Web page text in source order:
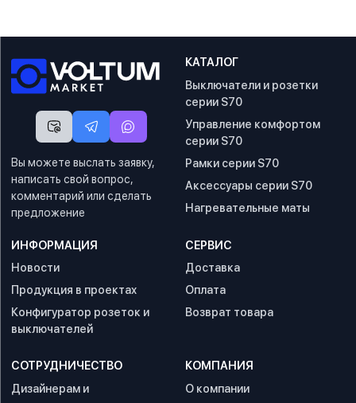
Вы можете выслать заявку,
написать свой вопрос,
комментарий или сделать
предложение
КАТАЛОГ
Выключатели и розетки
серии S70
Управление комфортом
серии S70
Рамки серии S70
Аксессуары серии S70
Нагревательные маты
ИНФОРМАЦИЯ
Новости
Продукция в проектах
Конфигуратор розеток и
выключателей
СЕРВИС
Доставка
Оплата
Возврат товара
СОТРУДНИЧЕСТВО
Дизайнерам и
КОМПАНИЯ
О компании